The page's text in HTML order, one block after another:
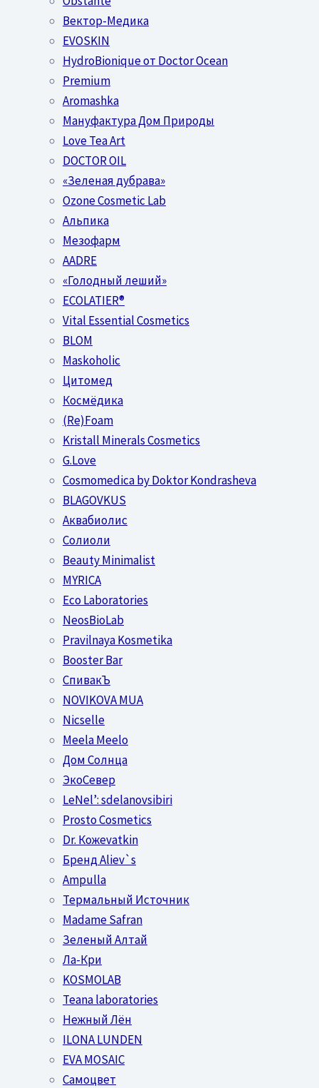
Вектор-Медика
EVOSKIN
HydroBionique от Doctor Ocean
Premium
Aromashka
Мануфактура Дом Природы
Love Tea Art
DOCTOR OIL
«Зеленая дубрава»
Ozone Cosmetic Lab
Альпика
Мезофарм
AADRE
«Голодный леший»
EСОLATIER®
Vital Essential Cosmetics
BLOM
Maskoholic
Цитомед
Космёдика
(Re)Foam
Kristall Minerals Cosmetics
G.Love
Cosmomedica by Doktor Kondrasheva
BLAGOVKUS
Аквабиолис
Солиоли
Beauty Minimalist
MYRICA
Eco Laboratories
NeosBioLab
Pravilnaya Kosmetika
Booster Bar
СпивакЪ
NOVIKOVA MUA
Nicselle
Meela Meelo
Дом Солнца
ЭкоСевер
LeNel’: sdelanovsibiri
Prosto Cosmetics
Dr. Кожеvatkin
Бренд Aliev`s
Ampulla
Термальный Источник
Madame Safran
Зеленый Алтай
Ла-Кри
KOSMOLAB
Teana laboratories
Нежный Лён
ILONA LUNDEN
EVA MOSAIC
Самоцвет